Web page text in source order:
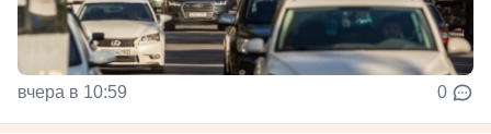
вчера в 10:59 0